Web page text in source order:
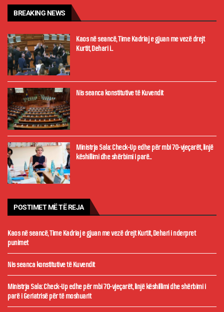
BREAKING NEWS
Kaos në seancë, Time Kadriaj e gjuan me vezë drejt
Kurtit, Dehari i...
Nis seanca konstitutive të Kuvendit
Ministrja Sala: Check-Up edhe për mbi 70-vjeçarët, linjë
këshillimi dhe shërbimi i parë...
POSTIMET MË TË REJA
Kaos në seancë, Time Kadriaj e gjuan me vezë drejt Kurtit, Dehari i nderpret
punimet
Nis seanca konstitutive të Kuvendit
Ministrja Sala: Check-Up edhe për mbi 70-vjeçarët, linjë këshillimi dhe shërbimi i
parë i Geriatrisë për të moshuarit